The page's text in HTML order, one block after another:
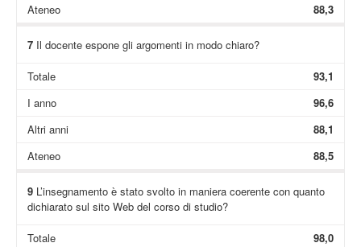
Ateneo
88,3
7Il docente espone gli argomenti in modo chiaro?
Totale
93,1
I anno
96,6
Altri anni
88,1
Ateneo
88,5
9L’insegnamento è stato svolto in maniera coerente con quanto
dichiarato sul sito Web del corso di studio?
Totale
98,0